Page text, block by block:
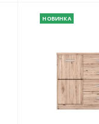
НОВИНКА